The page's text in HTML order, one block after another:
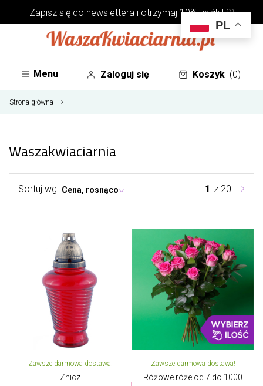
Zapisz się do newsletterai otrzymaj 10% zniżki! ♡
Menu Zaloguj się Koszyk (0)
Strona główna
Waszakwiaciarnia
Sortuj wg: Cena, rosnąco 1 z 20
Zawsze darmowa dostawa!
Znicz
Zawsze darmowa dostawa!
Różowe róże od 7 do 1000
PL